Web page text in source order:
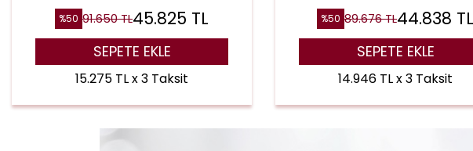
%50 91.650TL45.825 TL
SEPETE EKLE
15.275 TL x 3 Taksit
%50 89.676TL44.838 TL
SEPETE EKLE
14.946 TL x 3 Taksit